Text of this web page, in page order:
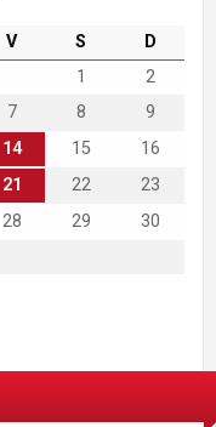
V S
D
1
2
7 8
9
14 15
16
21 22
23
28 29
30